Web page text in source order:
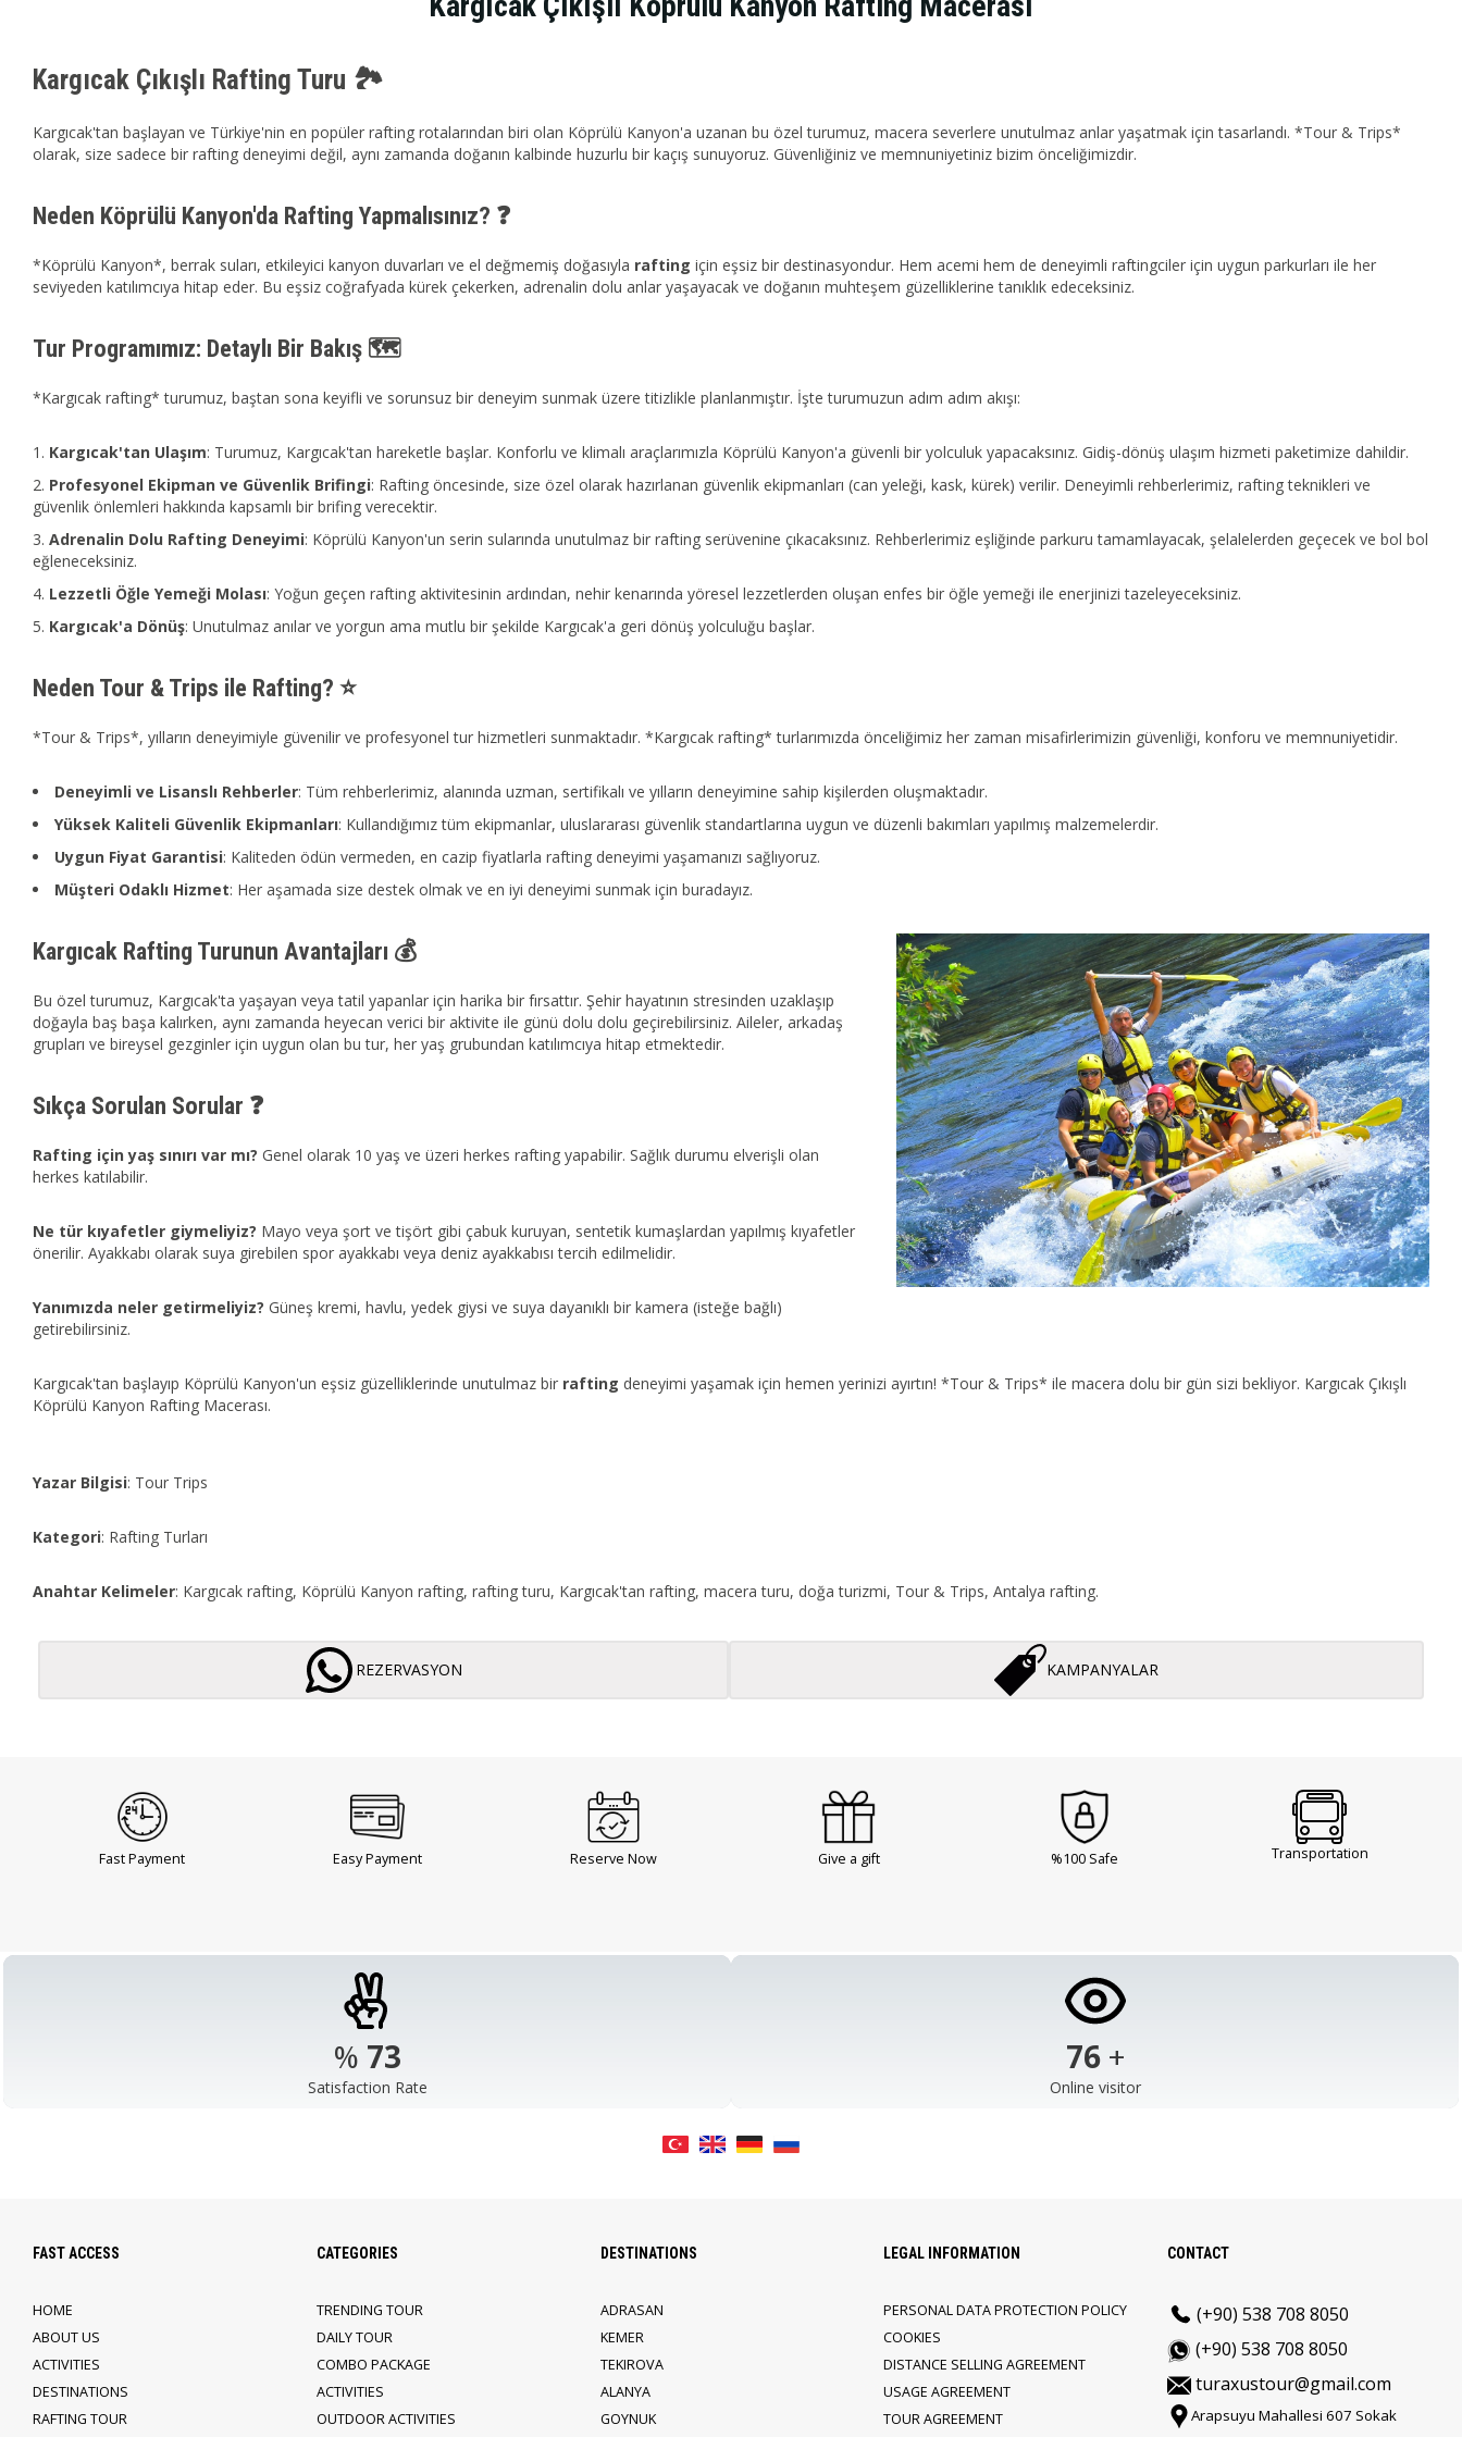
Kargıcak Çıkışlı Rafting Turu 🏞️
Kargıcak'tan başlayan ve Türkiye'nin en popüler rafting rotalarından biri olan Köprülü Kanyon'a uzanan bu özel turumuz, macera severlere unutulmaz anlar yaşatmak için tasarlandı. *Tour & Trips*
olarak, size sadece bir rafting deneyimi değil, aynı zamanda doğanın kalbinde huzurlu bir kaçış sunuyoruz. Güvenliğiniz ve memnuniyetiniz bizim önceliğimizdir.
Neden Köprülü Kanyon'da Rafting Yapmalısınız? ❓
*Köprülü Kanyon*, berrak suları, etkileyici kanyon duvarları ve el değmemiş doğasıyla rafting için eşsiz bir destinasyondur. Hem acemi hem de deneyimli raftingciler için uygun parkurları ile her
seviyeden katılımcıya hitap eder. Bu eşsiz coğrafyada kürek çekerken, adrenalin dolu anlar yaşayacak ve doğanın muhteşem güzelliklerine tanıklık edeceksiniz.
Tur Programımız: Detaylı Bir Bakış 🗺️
*Kargıcak rafting* turumuz, baştan sona keyifli ve sorunsuz bir deneyim sunmak üzere titizlikle planlanmıştır. İşte turumuzun adım adım akışı:
Kargıcak'tan Ulaşım: Turumuz, Kargıcak'tan hareketle başlar. Konforlu ve klimalı araçlarımızla Köprülü Kanyon'a güvenli bir yolculuk yapacaksınız. Gidiş-dönüş ulaşım hizmeti paketimize dahildir.
Profesyonel Ekipman ve Güvenlik Brifingi: Rafting öncesinde, size özel olarak hazırlanan güvenlik ekipmanları (can yeleği, kask, kürek) verilir. Deneyimli rehberlerimiz, rafting teknikleri ve
güvenlik önlemleri hakkında kapsamlı bir brifing verecektir.
Adrenalin Dolu Rafting Deneyimi: Köprülü Kanyon'un serin sularında unutulmaz bir rafting serüvenine çıkacaksınız. Rehberlerimiz eşliğinde parkuru tamamlayacak, şelalelerden geçecek ve bol bol
eğleneceksiniz.
Lezzetli Öğle Yemeği Molası: Yoğun geçen rafting aktivitesinin ardından, nehir kenarında yöresel lezzetlerden oluşan enfes bir öğle yemeği ile enerjinizi tazeleyeceksiniz.
Kargıcak'a Dönüş: Unutulmaz anılar ve yorgun ama mutlu bir şekilde Kargıcak'a geri dönüş yolculuğu başlar.
Neden Tour & Trips ile Rafting? ⭐
*Tour & Trips*, yılların deneyimiyle güvenilir ve profesyonel tur hizmetleri sunmaktadır. *Kargıcak rafting* turlarımızda önceliğimiz her zaman misafirlerimizin güvenliği, konforu ve memnuniyetidir.
Deneyimli ve Lisanslı Rehberler: Tüm rehberlerimiz, alanında uzman, sertifikalı ve yılların deneyimine sahip kişilerden oluşmaktadır.
Yüksek Kaliteli Güvenlik Ekipmanları: Kullandığımız tüm ekipmanlar, uluslararası güvenlik standartlarına uygun ve düzenli bakımları yapılmış malzemelerdir.
Uygun Fiyat Garantisi: Kaliteden ödün vermeden, en cazip fiyatlarla rafting deneyimi yaşamanızı sağlıyoruz.
Müşteri Odaklı Hizmet: Her aşamada size destek olmak ve en iyi deneyimi sunmak için buradayız.
Kargıcak Rafting Turunun Avantajları 💰
Bu özel turumuz, Kargıcak'ta yaşayan veya tatil yapanlar için harika bir fırsattır. Şehir hayatının stresinden uzaklaşıp
doğayla baş başa kalırken, aynı zamanda heyecan verici bir aktivite ile günü dolu dolu geçirebilirsiniz. Aileler, arkadaş
grupları ve bireysel gezginler için uygun olan bu tur, her yaş grubundan katılımcıya hitap etmektedir.
Sıkça Sorulan Sorular ❓
Rafting için yaş sınırı var mı? Genel olarak 10 yaş ve üzeri herkes rafting yapabilir. Sağlık durumu elverişli olan
herkes katılabilir.
Ne tür kıyafetler giymeliyiz? Mayo veya şort ve tişört gibi çabuk kuruyan, sentetik kumaşlardan yapılmış kıyafetler
önerilir. Ayakkabı olarak suya girebilen spor ayakkabı veya deniz ayakkabısı tercih edilmelidir.
Yanımızda neler getirmeliyiz? Güneş kremi, havlu, yedek giysi ve suya dayanıklı bir kamera (isteğe bağlı)
getirebilirsiniz.
Kargıcak'tan başlayıp Köprülü Kanyon'un eşsiz güzelliklerinde unutulmaz bir rafting deneyimi yaşamak için hemen yerinizi ayırtın! *Tour & Trips* ile macera dolu bir gün sizi bekliyor. Kargıcak Çıkışlı
Köprülü Kanyon Rafting Macerası.
Yazar Bilgisi: Tour Trips
Kategori: Rafting Turları
Anahtar Kelimeler: Kargıcak rafting, Köprülü Kanyon rafting, rafting turu, Kargıcak'tan rafting, macera turu, doğa turizmi, Tour & Trips, Antalya rafting.
REZERVASYON KAMPANYALAR
Fast Payment Easy Payment Reserve Now Give a gift %100 Safe Transportation
% 98
Satisfaction Rate
103 +
Online visitor
FAST ACCESS
HOME
ABOUT US
ACTIVITIES
DESTINATIONS
RAFTING TOUR
CATEGORIES
TRENDING TOUR
DAILY TOUR
COMBO PACKAGE
ACTIVITIES
OUTDOOR ACTIVITIES
DESTINATIONS
ADRASAN
KEMER
TEKIROVA
ALANYA
GOYNUK
LEGAL INFORMATION
PERSONAL DATA PROTECTION POLICY
COOKIES
DISTANCE SELLING AGREEMENT
USAGE AGREEMENT
TOUR AGREEMENT
CONTACT
(+90) 538 708 8050
(+90) 538 708 8050
turaxustour@gmail.com
Arapsuyu Mahallesi 607 Sokak